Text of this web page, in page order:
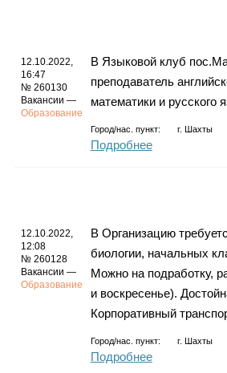
12.10.2022,
16:47
№ 260130
Вакансии —
Образование
В Языковой клуб
преподаватель
математики и русского
Город/нас. пункт: г. Шахты
Подробнее
12.10.2022,
12:08
№ 260128
Вакансии —
Образование
В Организацию
биологии, начальных
Можно на подработку,
и воскресенье).
Корпоративный
Город/нас. пункт: г. Шахты
Подробнее